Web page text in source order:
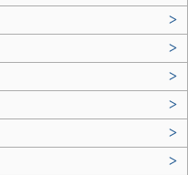
>
>
>
>
>
>